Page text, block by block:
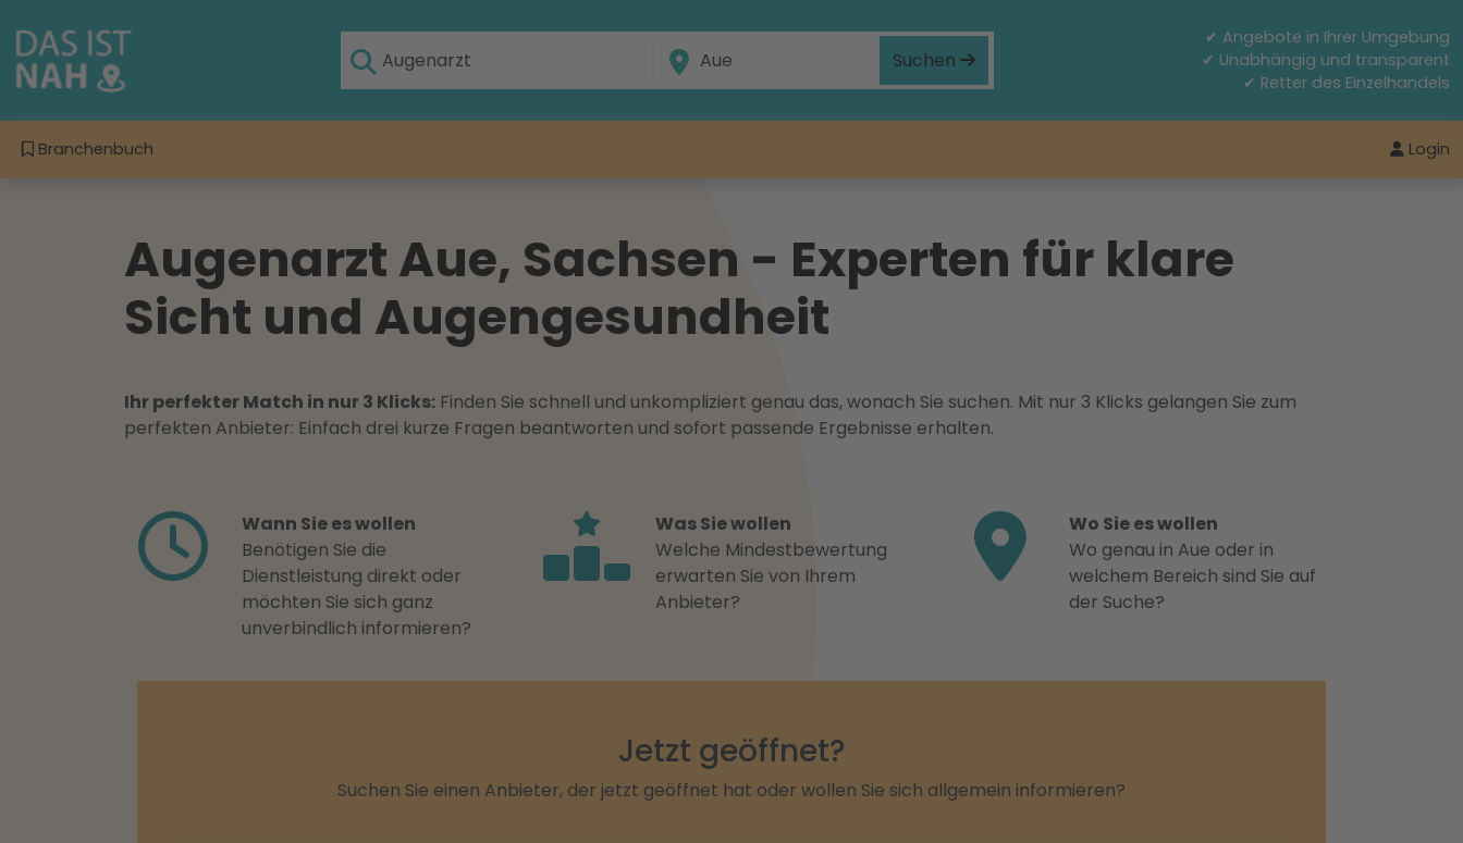
Suchen
✔ Angebote in Ihrer Umgebung
✔ Unabhängig und transparent
✔ Retter des Einzelhandels
Branchenbuch Login
Augenarzt Aue, Sachsen - Experten für klare
Sicht und Augengesundheit
Ihr perfekter Match in nur 3 Klicks: Finden Sie schnell und unkompliziert genau das, wonach Sie suchen. Mit nur 3 Klicks gelangen Sie zum
perfekten Anbieter: Einfach drei kurze Fragen beantworten und sofort passende Ergebnisse erhalten.
Wann Sie es wollen
Benötigen Sie die
Dienstleistung direkt oder
möchten Sie sich ganz
unverbindlich informieren?
Was Sie wollen
Welche Mindestbewertung
erwarten Sie von Ihrem
Anbieter?
Wo Sie es wollen
Wo genau in Aue oder in
welchem Bereich sind Sie auf
der Suche?
Jetzt geöffnet?
Suchen Sie einen Anbieter, der jetzt geöffnet hat oder wollen Sie sich allgemein informieren?